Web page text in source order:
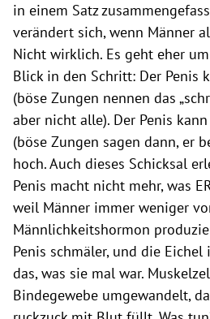
in einem Satz
verändert sich, wenn Männer
Nicht wirklich. Es geht eher
Blick in den Schritt: Der Penis
(böse Zungen nennen das
aber nicht alle). Der Penis
(böse Zungen sagen dann, er
hoch. Auch dieses Schicksal
Penis macht nicht mehr, was
weil Männer immer weniger
Männlichkeitshormon
Penis schmäler, und die
das, was sie mal war.
Bindegewebe umgewandelt,